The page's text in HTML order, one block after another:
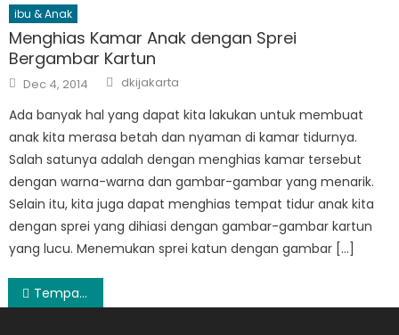
ibu & Anak
Menghias Kamar Anak dengan Sprei
Bergambar Kartun
Posted
on
Dec 4, 2014 Author
dkijakarta
Ada banyak hal yang dapat kita lakukan untuk membuat
anak kita merasa betah dan nyaman di kamar tidurnya.
Salah satunya adalah dengan menghias kamar tersebut
dengan warna-warna dan gambar-gambar yang menarik.
Selain itu, kita juga dapat menghias tempat tidur anak kita
dengan sprei yang dihiasi dengan gambar-gambar kartun
yang lucu. Menemukan sprei katun dengan gambar […]
Post
Tempat-tempat Terindah Di Gunung Papandayan